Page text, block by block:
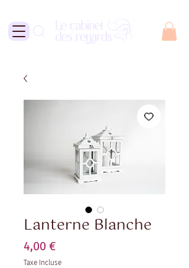
Lanterne Blanche
4,00 €
Taxe Incluse